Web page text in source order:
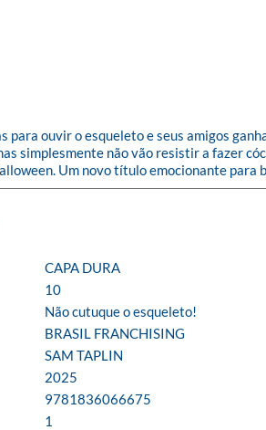
para ouvir o esqueleto e seus amigos
simplesmente não vão resistir a fazer
Um novo título emocionante para
CAPA DURA
10
Não cutuque o esqueleto!
BRASIL FRANCHISING
SAM TAPLIN
2025
9781836066675
1